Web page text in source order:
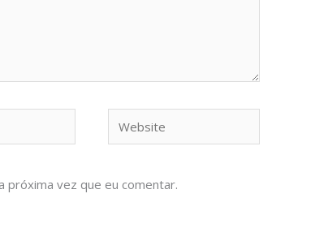
próxima vez que eu comentar.